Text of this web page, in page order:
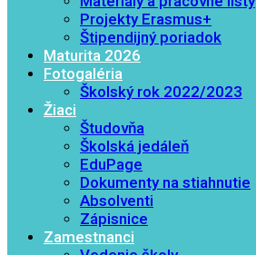
Projekty Erasmus+
Štipendijný poriadok
Maturita 2026
Fotogaléria
Školský rok 2022/2023
Žiaci
Študovňa
Školská jedáleň
EduPage
Dokumenty na stiahnutie
Absolventi
Zápisnice
Zamestnanci